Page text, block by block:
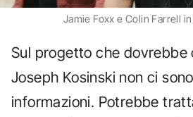
Jamie Foxx e Colin Farrell
Sul progetto che dovrebbe
Joseph Kosinski non ci
informazioni. Potrebbe